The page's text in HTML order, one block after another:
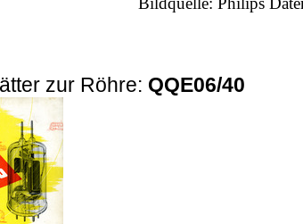
zur Röhre: QQE06/40